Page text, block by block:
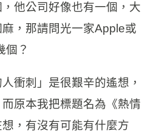
他公司好像也有一個，大
，那請問光一家Apple或
個？
衝刺」是很艱辛的遙想，
原本我把標題名為《熱情
，有沒有可能有什麼方